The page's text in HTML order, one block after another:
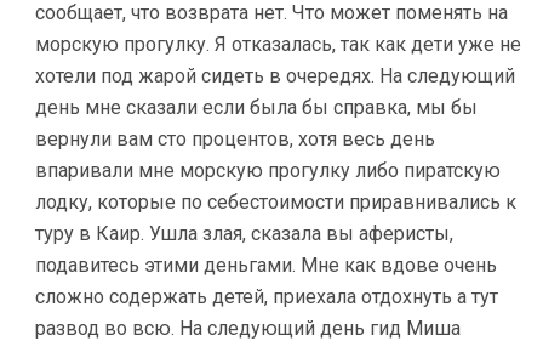
сообщает, что возврата нет. Что может поменять на
морскую прогулку. Я отказалась, так как дети уже не
хотели под жарой сидеть в очередях. На следующий
день мне сказали если была бы справка, мы бы
вернули вам сто процентов, хотя весь день
впаривали мне морскую прогулку либо пиратскую
лодку, которые по себестоимости приравнивались к
туру в Каир. Ушла злая, сказала вы аферисты,
подавитесь этими деньгами. Мне как вдове очень
сложно содержать детей, приехала отдохнуть а тут
развод во всю. На следующий день гид Миша